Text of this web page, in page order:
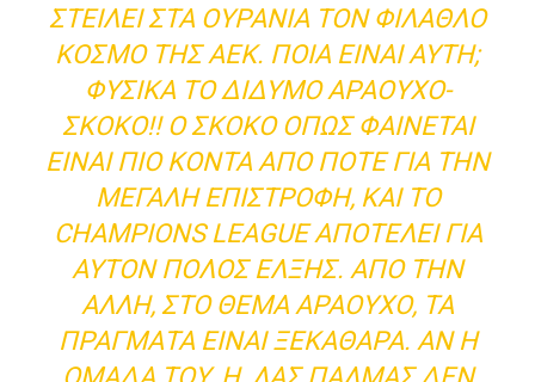
ΣΤΕΊΛΕΙ ΣΤΑ ΟΥΡΆΝΙΑ ΤΟΝ ΦΊΛΑΘΛΟ
ΚΌΣΜΟ ΤΗΣ ΑΕΚ. ΠΟΙΑ ΕΊΝΑΙ ΑΥΤΉ;
ΦΥΣΙΚΆ ΤΟ ΔΊΔΥΜΟ ΑΡΑΟΎΧΟ-
ΣΚΌΚΟ!! Ο ΣΚΌΚΟ ΌΠΩΣ ΦΑΊΝΕΤΑΙ
ΕΊΝΑΙ ΠΙΟ ΚΟΝΤΆ ΑΠΌ ΠΟΤΈ ΓΙΑ ΤΗΝ
ΜΕΓΆΛΗ ΕΠΙΣΤΡΟΦΉ, ΚΑΙ ΤΟ
CHAMPIONS LEAGUE ΑΠΟΤΕΛΕΊ ΓΙΑ
ΑΥΤΌΝ ΠΌΛΟΣ ΈΛΞΗΣ. ΑΠΌ ΤΗΝ
ΆΛΛΗ, ΣΤΟ ΘΈΜΑ ΑΡΑΟΎΧΟ, ΤΑ
ΠΡΆΓΜΑΤΑ ΕΊΝΑΙ ΞΕΚΆΘΑΡΑ. ΑΝ Η